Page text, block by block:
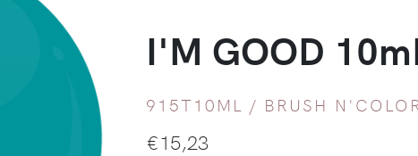
I'M GOOD
915T10ML / BRUSH
€15,23